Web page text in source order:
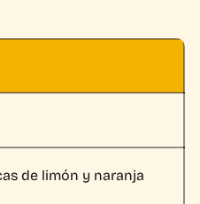
de limón y naranja